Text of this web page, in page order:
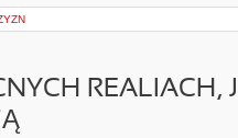
REALIACH,